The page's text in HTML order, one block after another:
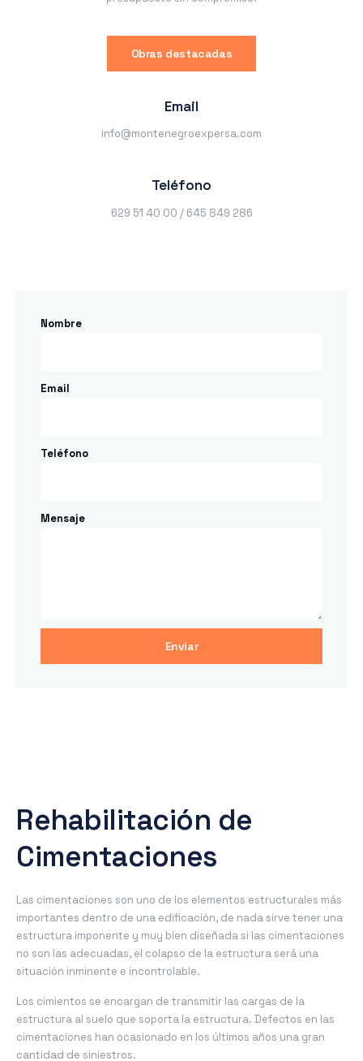
Obras destacadas
Email
info@montenegroexpersa.com
Teléfono
629 51 40 00 / 645 849 286
Nombre
Email
Teléfono
Mensaje
Enviar
Rehabilitación de
Cimentaciones
Las cimentaciones son uno de los elementos estructurales más
importantes dentro de una edificación, de nada sirve tener una
estructura imponente y muy bien diseñada si las cimentaciones
no son las adecuadas, el colapso de la estructura será una
situación inminente e incontrolable.
Los cimientos se encargan de transmitir las cargas de la
estructura al suelo que soporta la estructura. Defectos en las
cimentaciones han ocasionado en los últimos años una gran
cantidad de siniestros.